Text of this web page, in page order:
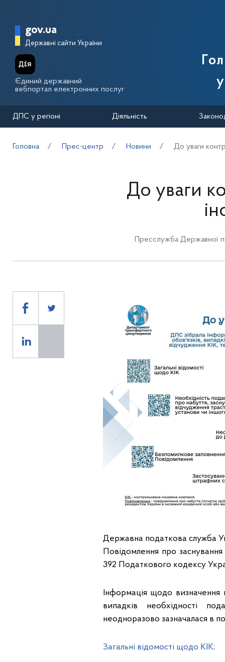
Головна сторінка Державної
gov.ua
Державні сайти України
Єдиний державний
вебпортал електронних послуг
ДПС у регіоні Діяльність
Головна Прес-центр Новини До уваги
До уваги
Пресслужба Державної
Державна податкова служба
Повідомлення про
392 Податкового кодексу
Інформація щодо визначення
випадків необхідності
неодноразово зазначалася в
Загальні відомості щодо КІК;